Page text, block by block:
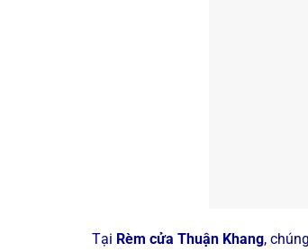
Tại Rèm cửa Thuận Khang,